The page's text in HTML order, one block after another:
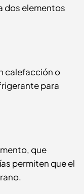
dos elementos
calefacción o
para
que
permiten que el